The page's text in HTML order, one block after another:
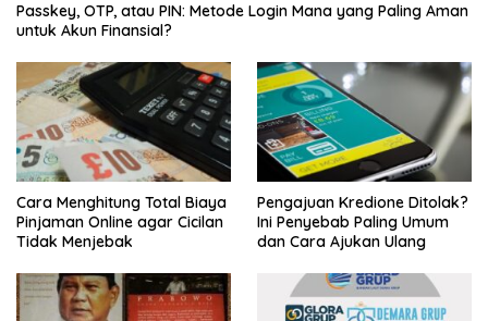
Passkey, OTP, atau PIN: Metode Login Mana yang Paling Aman
untuk Akun Finansial?
Cara Menghitung Total Biaya
Pinjaman Online agar Cicilan
Tidak Menjebak
Pengajuan Kredione Ditolak?
Ini Penyebab Paling Umum
dan Cara Ajukan Ulang